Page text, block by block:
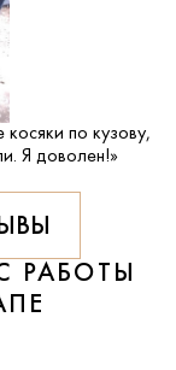
по кузову,
Я доволен!»
РАБОТЫ